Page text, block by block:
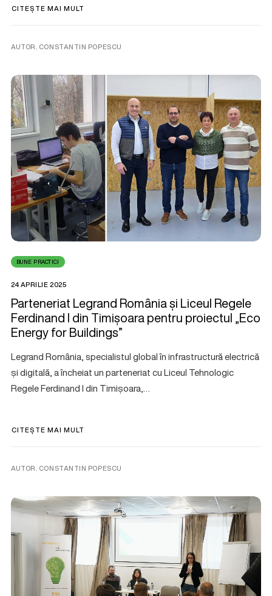
CITEȘTE MAI MULT
AUTOR. CONSTANTIN POPESCU
BUNE PRACTICI
24 APRILIE 2025
Parteneriat Legrand România și Liceul Regele
Ferdinand I din Timișoara pentru proiectul „Eco
Energy for Buildings”
Legrand România, specialistul global în infrastructură electrică
și digitală, a încheiat un parteneriat cu Liceul Tehnologic
Regele Ferdinand I din Timișoara,…
CITEȘTE MAI MULT
AUTOR. CONSTANTIN POPESCU